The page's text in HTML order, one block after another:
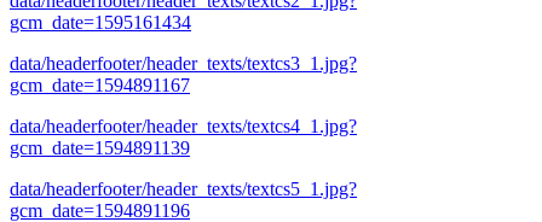
gcm_date=1595161434
data/headerfooter/header_texts/textcs3_1.jpg?
gcm_date=1594891167
data/headerfooter/header_texts/textcs4_1.jpg?
gcm_date=1594891139
data/headerfooter/header_texts/textcs5_1.jpg?
gcm_date=1594891196